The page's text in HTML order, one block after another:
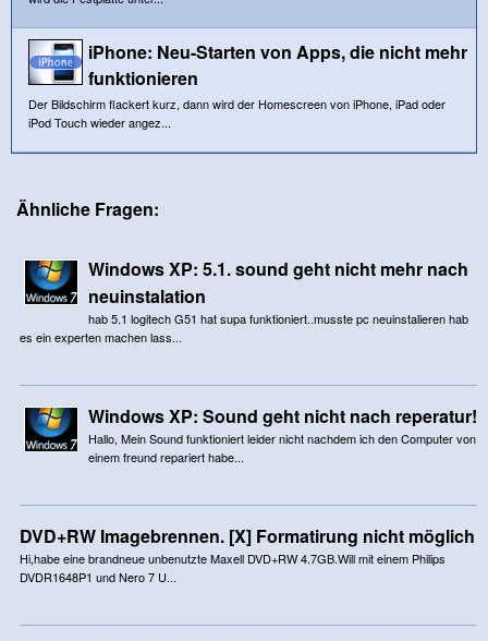
iPhone: Neu-Starten von Apps, die nicht mehr
funktionieren
Der Bildschirm flackert kurz, dann wird der Homescreen von iPhone, iPad oder
iPod Touch wieder angez...
Ähnliche Fragen:
Windows XP: 5.1. sound geht nicht mehr nach
neuinstalation
hab 5.1 logitech G51 hat supa funktioniert..musste pc neuinstalieren hab
es ein experten machen lass...
Windows XP: Sound geht nicht nach reperatur!
Hallo, Mein Sound funktioniert leider nicht nachdem ich den Computer von
einem freund repariert habe...
DVD+RW Imagebrennen. [X] Formatirung nicht möglich
Hi,habe eine brandneue unbenutzte Maxell DVD+RW 4.7GB.Will mit einem Philips
DVDR1648P1 und Nero 7 U...